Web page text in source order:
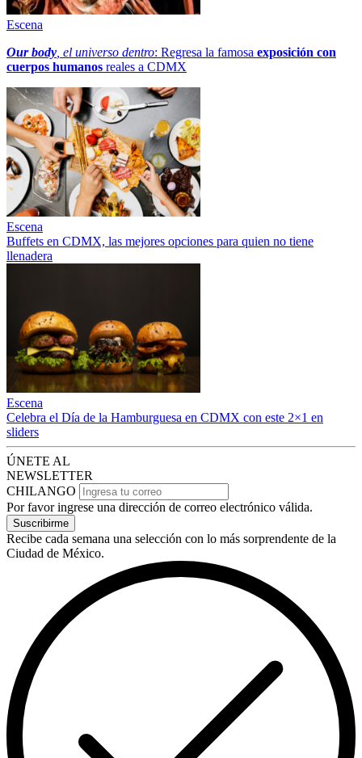
Escena
Our body , el universo dentro: Regresa la famosa exposición con
cuerpos humanos reales a CDMX
Escena
Buffets en CDMX, las mejores opciones para quien no tiene
llenadera
Escena
Celebra el Día de la Hamburguesa en CDMX con este 2×1 en
sliders
ÚNETE AL
NEWSLETTER
CHILANGO
Por favor ingrese una dirección de correo electrónico válida.
Suscribirme
Recibe cada semana una selección con lo más sorprendente de la
Ciudad de México.